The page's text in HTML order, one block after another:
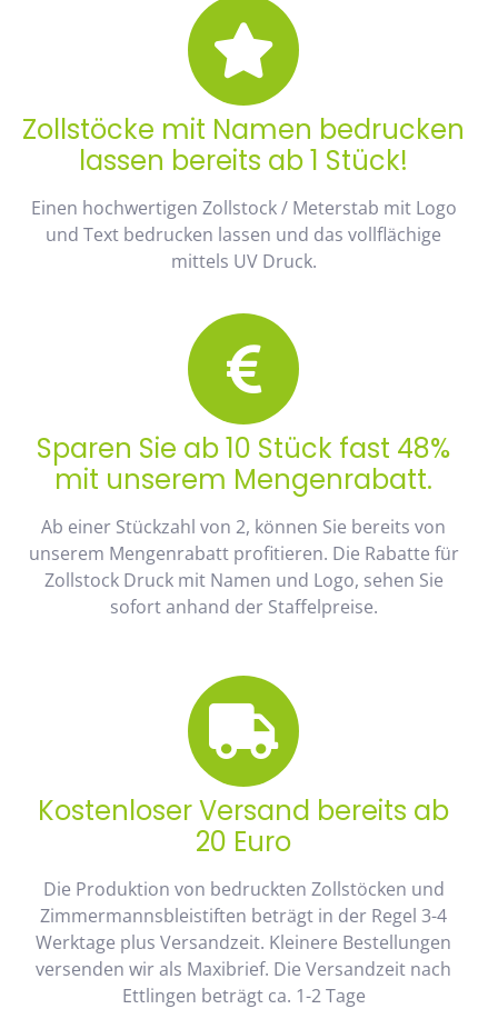
Zollstöcke mit Namen bedrucken
lassen bereits ab 1 Stück!
Einen hochwertigen Zollstock / Meterstab mit Logo
und Text bedrucken lassen und das vollflächige
mittels UV Druck.
Sparen Sie ab 10 Stück fast 48%
mit unserem Mengenrabatt.
Ab einer Stückzahl von 2, können Sie bereits von
unserem Mengenrabatt profitieren. Die Rabatte für
Zollstock Druck mit Namen und Logo, sehen Sie
sofort anhand der Staffelpreise.
Kostenloser Versand bereits ab
20 Euro
Die Produktion von bedruckten Zollstöcken und
Zimmermannsbleistiften beträgt in der Regel 3-4
Werktage plus Versandzeit. Kleinere Bestellungen
versenden wir als Maxibrief. Die Versandzeit nach
Ettlingen beträgt ca. 1-2 Tage